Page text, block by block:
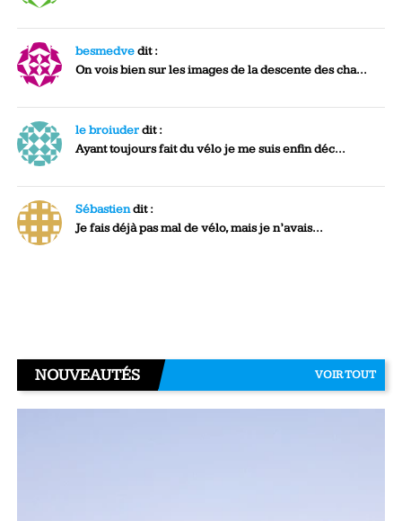
besmedvedit :
On vois bien sur les images de la descente des cha...
le broiuderdit :
Ayant toujours fait du vélo je me suis enfin déc...
Sébastiendit :
Je fais déjà pas mal de vélo, mais je n’avais...
NOUVEAUTÉS VOIR TOUT